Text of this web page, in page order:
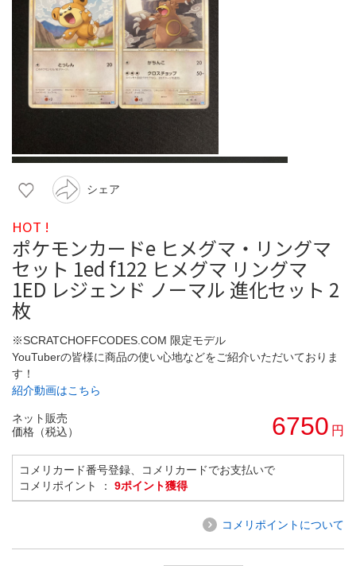
シェア
HOT !
ポケモンカードe ヒメグマ・リングマ
セット 1ed f122 ヒメグマ リングマ
1ED レジェンド ノーマル 進化セット 2
枚
※SCRATCHOFFCODES.COM 限定モデル
YouTuberの皆様に商品の使い心地などをご紹介いただいておりま
す！
紹介動画はこちら
ネット販売
価格（税込）
6750 円
コメリカード番号登録、コメリカードでお支払いで
コメリポイント ： 9ポイント獲得
コメリポイントについて